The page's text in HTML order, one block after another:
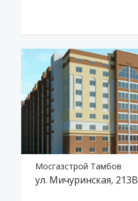
Мосгазстрой Тамбов
ул. Мичуринская, 213В